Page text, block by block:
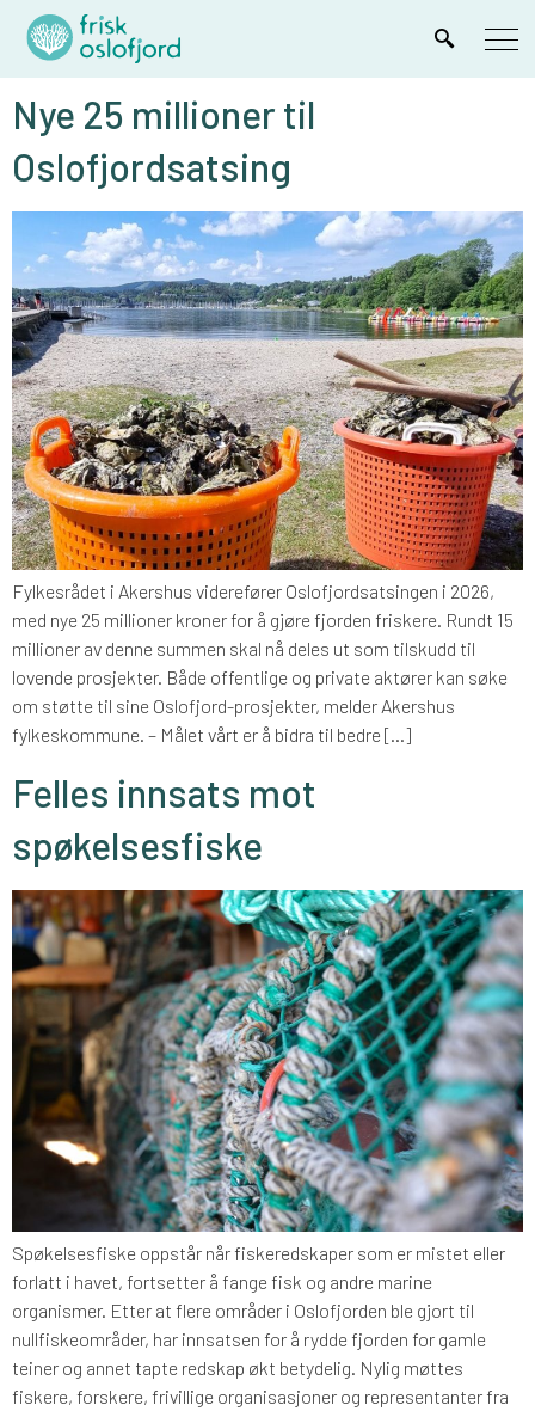
Nye 25 millioner til
Oslofjordsatsing
Fylkesrådet i Akershus viderefører Oslofjordsatsingen i 2026,
med nye 25 millioner kroner for å gjøre fjorden friskere. Rundt 15
millioner av denne summen skal nå deles ut som tilskudd til
lovende prosjekter. Både offentlige og private aktører kan søke
om støtte til sine Oslofjord-prosjekter, melder Akershus
fylkeskommune. – Målet vårt er å bidra til bedre […]
Felles innsats mot
spøkelsesfiske
Spøkelsesfiske oppstår når fiskeredskaper som er mistet eller
forlatt i havet, fortsetter å fange fisk og andre marine
organismer. Etter at flere områder i Oslofjorden ble gjort til
nullfiskeområder, har innsatsen for å rydde fjorden for gamle
teiner og annet tapte redskap økt betydelig. Nylig møttes
fiskere, forskere, frivillige organisasjoner og representanter fra